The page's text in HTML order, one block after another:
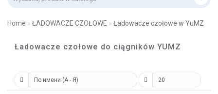
Home ŁADOWACZE CZOŁOWE Ładowacze czołowe w YuMZ
Ładowacze czołowe do ciągników YUMZ